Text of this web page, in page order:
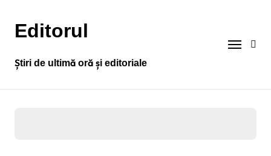
conținut
Editorul
Știri de ultimă oră și editoriale